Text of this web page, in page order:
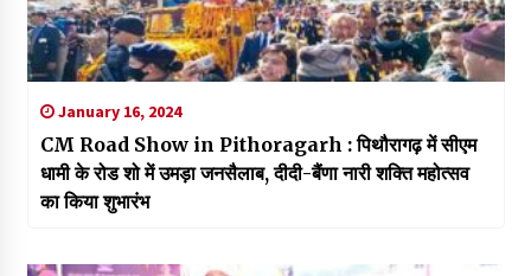
January 16, 2024
CM Road Show in Pithoragarh : पिथौरागढ़ में सीएम
धामी के रोड शो में उमड़ा जनसैलाब, दीदी-बैंणा नारी शक्ति महोत्सव
का किया शुभारंभ